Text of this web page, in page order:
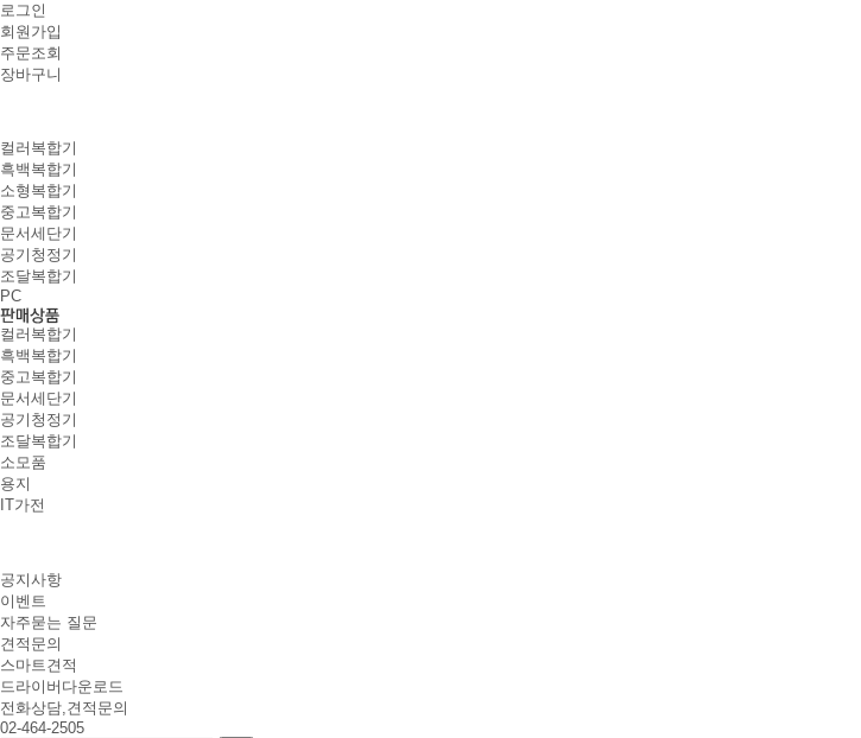
로그인
회원가입
주문조회
장바구니
컬러복합기
흑백복합기
소형복합기
중고복합기
문서세단기
공기청정기
조달복합기
PC
컬러복합기
흑백복합기
중고복합기
문서세단기
공기청정기
조달복합기
소모품
용지
IT가전
공지사항
이벤트
자주묻는 질문
견적문의
스마트견적
드라이버다운로드
전화상담,견적문의
02-464-2505